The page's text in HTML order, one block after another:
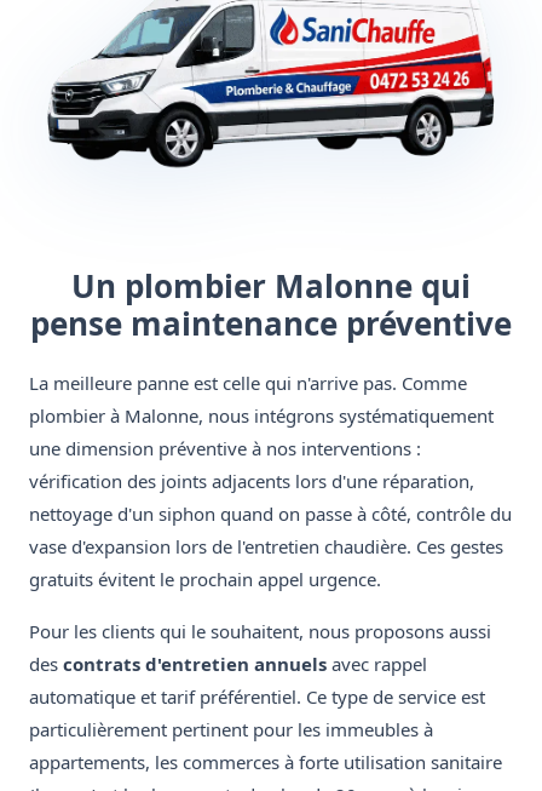
Un plombier Malonne qui
pense maintenance préventive
La meilleure panne est celle qui n'arrive pas. Comme
plombier à Malonne, nous intégrons systématiquement
une dimension préventive à nos interventions :
vérification des joints adjacents lors d'une réparation,
nettoyage d'un siphon quand on passe à côté, contrôle du
vase d'expansion lors de l'entretien chaudière. Ces gestes
gratuits évitent le prochain appel urgence.
Pour les clients qui le souhaitent, nous proposons aussi
des contrats d'entretien annuels avec rappel
automatique et tarif préférentiel. Ce type de service est
particulièrement pertinent pour les immeubles à
appartements, les commerces à forte utilisation sanitaire